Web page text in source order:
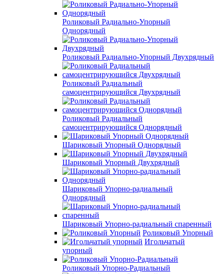
Роликовый Радиально-Упорный
Однорядный
Роликовый Радиально-Упорный Двухрядный
Роликовый Радиальный
самоцентрирующийся Двухрядный
Роликовый Радиальный
самоцентрирующийся Однорядный
Шариковый Упорный Однорядный
Шариковый Упорный Двухрядный
Шариковый Упорно-радиальный
Однорядный
Шариковый Упорно-радиальный спаренный
Роликовый Упорный
Игольчатый
упорный
Роликовый Упорно-Радиальный